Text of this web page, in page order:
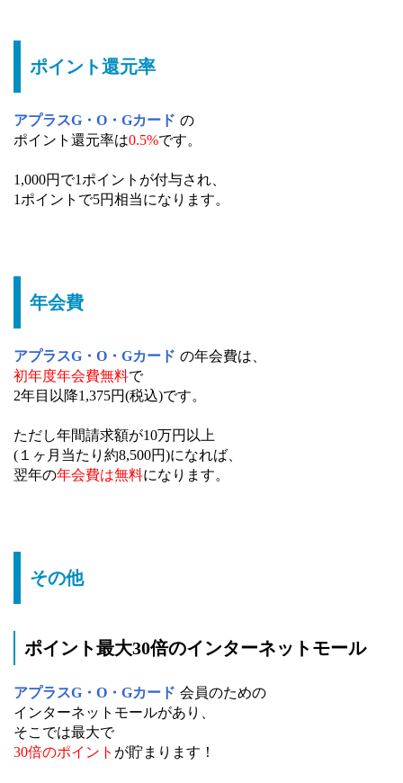
ポイント還元率
アプラスG・O・Gカード の
ポイント還元率は0.5%です。
1,000円で1ポイントが付与され、
1ポイントで5円相当になります。
年会費
アプラスG・O・Gカード の年会費は、
初年度年会費無料で
2年目以降1,375円(税込)です。
ただし年間請求額が10万円以上
(１ヶ月当たり約8,500円)になれば、
翌年の年会費は無料になります。
その他
ポイント最大30倍のインターネットモール
アプラスG・O・Gカード 会員のための
インターネットモールがあり、
そこでは最大で
30倍のポイント が貯まります！